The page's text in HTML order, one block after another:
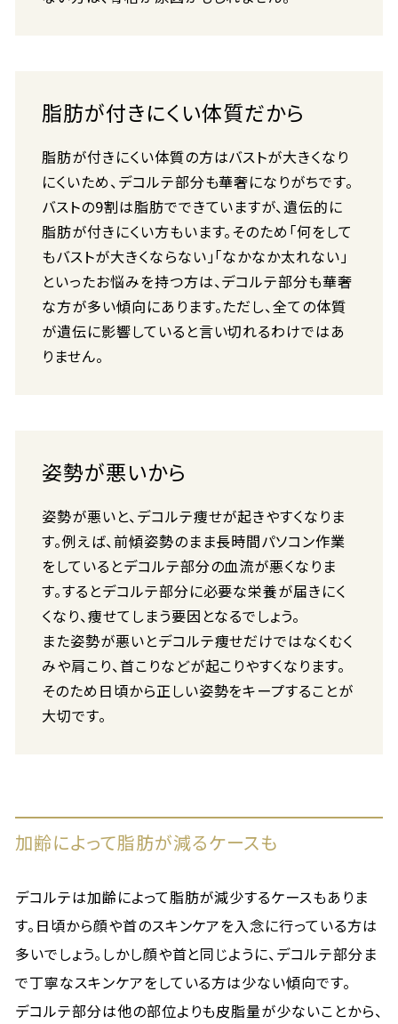
脂肪が付きにくい体質だから
脂肪が付きにくい体質の方はバストが大きくなり
にくいため、デコルテ部分も華奢になりがちです。
バストの9割は脂肪でできていますが、遺伝的に
脂肪が付きにくい方もいます。そのため「何をして
もバストが大きくならない」「なかなか太れない」
といったお悩みを持つ方は、デコルテ部分も華奢
な方が多い傾向にあります。ただし、全ての体質
が遺伝に影響していると言い切れるわけではあ
りません。
姿勢が悪いから
姿勢が悪いと、デコルテ痩せが起きやすくなりま
す。例えば、前傾姿勢のまま長時間パソコン作業
をしているとデコルテ部分の血流が悪くなりま
す。するとデコルテ部分に必要な栄養が届きにく
くなり、痩せてしまう要因となるでしょう。
また姿勢が悪いとデコルテ痩せだけではなくむく
みや肩こり、首こりなどが起こりやすくなります。
そのため日頃から正しい姿勢をキープすることが
大切です。
加齢によって脂肪が減るケースも
デコルテは加齢によって脂肪が減少するケースもありま
す。日頃から顔や首のスキンケアを入念に行っている方は
多いでしょう。しかし顔や首と同じように、デコルテ部分ま
で丁寧なスキンケアをしている方は少ない傾向です。
デコルテ部分は他の部位よりも皮脂量が少ないことから、